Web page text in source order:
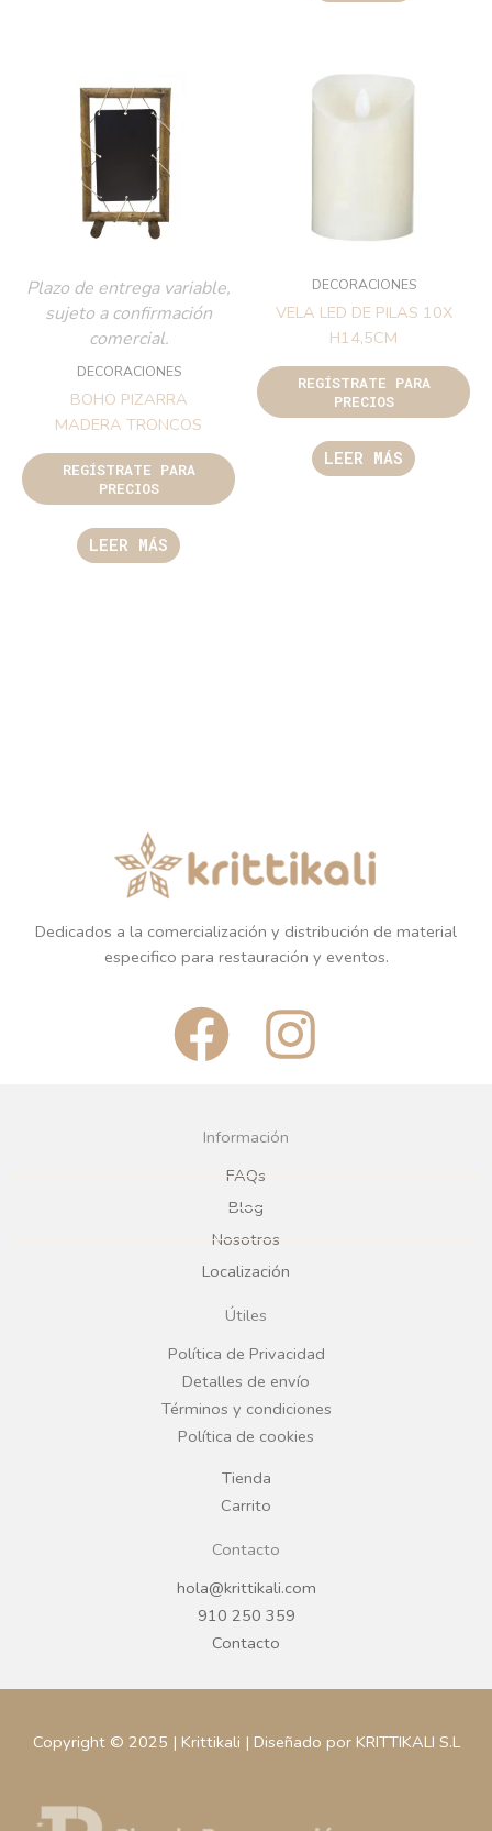
Plazo de entrega variable,
sujeto a confirmación
comercial.
DECORACIONES
BOHO PIZARRA
MADERA TRONCOS
REGÍSTRATE PARA
PRECIOS
LEER MÁS
DECORACIONES
VELA LED DE PILAS 10X
H14,5CM
REGÍSTRATE PARA
PRECIOS
LEER MÁS
Dedicados a la comercialización y distribución de material
especifico para restauración y eventos.
F
a
c
e
b
o
o
k
I
n
g
r
a
Información
FAQs
Blog
Nosotros
Localización
Útiles
Política de Privacidad
Detalles de envío
Términos y condiciones
Política de cookies
Tienda
Carrito
Contacto
hola@krittikali.com
910 250 359
Contacto
Copyright © 2025 | Krittikali | Diseñado por KRITTIKALI S.L